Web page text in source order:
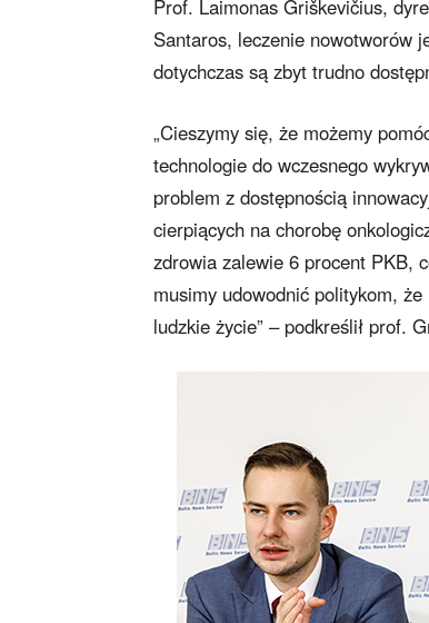
Prof. Laimonas Griškevičius,
Santaros, leczenie nowotworów
dotychczas są zbyt trudno
„Cieszymy się, że możemy
technologie do wczesnego
problem z dostępnością
cierpiących na chorobę
zdrowia zalewie 6 procent PKB,
musimy udowodnić politykom,
ludzkie życie” – podkreślił prof.